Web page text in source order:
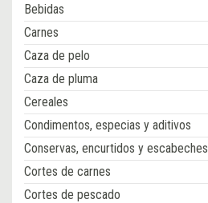
Bebidas
Carnes
Caza de pelo
Caza de pluma
Cereales
Condimentos, especias y aditivos
Conservas, encurtidos y escabeches
Cortes de carnes
Cortes de pescado